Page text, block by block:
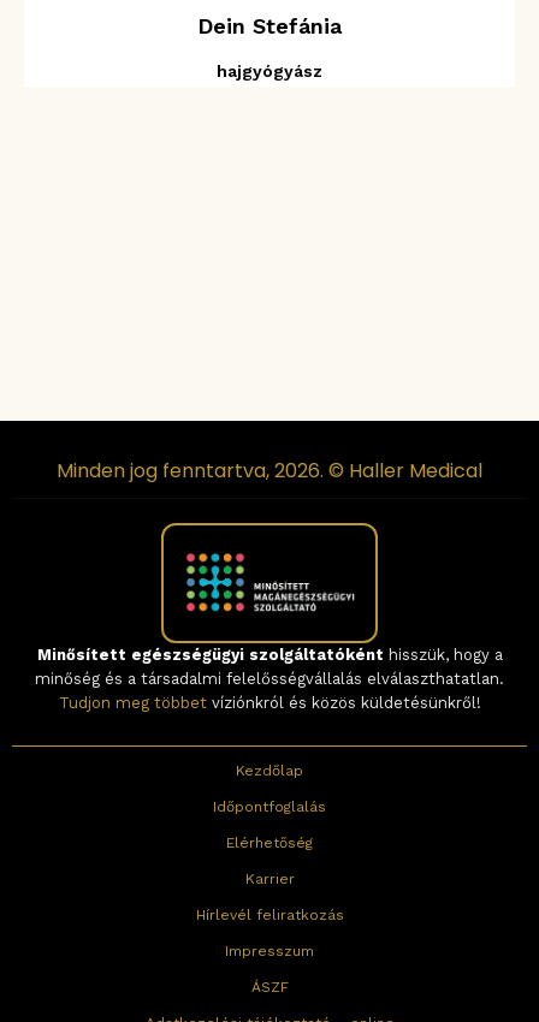
Dein Stefánia
hajgyógyász
Minden jog fenntartva, 2026. © Haller Medical
Minősített egészségügyi szolgáltatóként hisszük, hogy a
minőség és a társadalmi felelősségvállalás elválaszthatatlan.
Tudjon meg többetvíziónkról és közös küldetésünkről!
Kezdőlap
Időpontfoglalás
Elérhetőség
Karrier
Hírlevél feliratkozás
Impresszum
ÁSZF